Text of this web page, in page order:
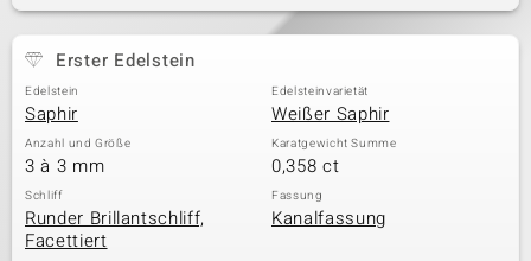
Erster Edelstein
Edelstein
Saphir
Edelsteinvarietät
Weißer Saphir
Anzahl und Größe
3 à 3 mm
Karatgewicht Summe
0,358 ct
Schliff
Runder Brillantschliff,
Facettiert
Fassung
Kanalfassung